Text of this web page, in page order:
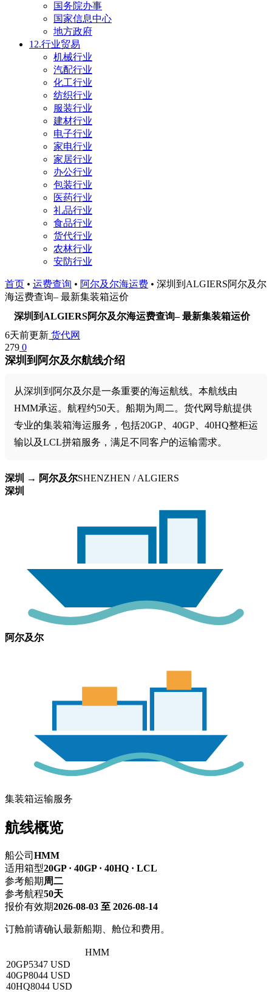
国务院办事
国家信息中心
地方政府
12.行业贸易
机械行业
汽配行业
化工行业
纺织行业
服装行业
建材行业
电子行业
家电行业
家居行业
办公行业
包装行业
医药行业
礼品行业
食品行业
货代行业
农林行业
安防行业
首页 • 运费查询 • 阿尔及尔海运费 • 深圳到ALGIERS阿尔及尔
海运费查询– 最新集装箱运价
深圳到ALGIERS阿尔及尔海运费查询– 最新集装箱运价
6天前更新 货代网
279 0
深圳到阿尔及尔航线介绍
从深圳到阿尔及尔是一条重要的海运航线。本航线由
HMM承运。航程约50天。船期为周二。货代网导航提供
专业的集装箱海运服务，包括20GP、40GP、40HQ整柜运
输以及LCL拼箱服务，满足不同客户的运输需求。
深圳 → 阿尔及尔SHENZHEN / ALGIERS
深圳
阿尔及尔
集装箱运输服务
航线概览
船公司 HMM
适用箱型20GP · 40GP · 40HQ · LCL
参考船期 周二
参考航程50天
报价有效期2026-08-03 至 2026-08-14
订舱前请确认最新船期、舱位和费用。
HMM
20GP5347 USD
40GP8044 USD
40HQ8044 USD